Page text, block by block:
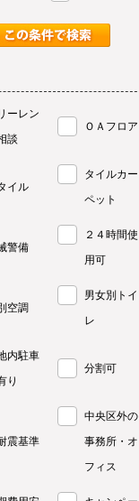
ーレン
談
ＯＡフロア
イル
タイルカー
ペット
警備
２４時間使
用可
空調
男女別トイ
レ
内駐車
り
分割可
震基準
中央区外の
事務所・オ
フィス